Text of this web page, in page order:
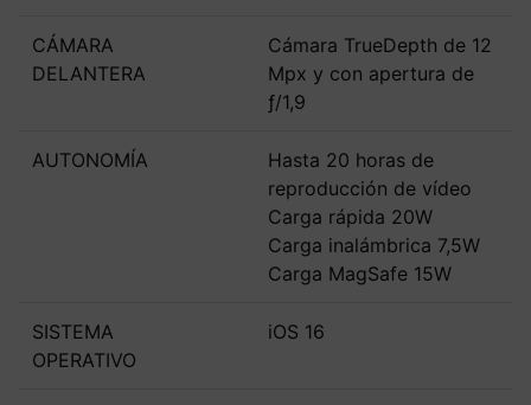
CÁMARA
DELANTERA
Cámara TrueDepth de 12
Mpx y con apertura de
ƒ/1,9
AUTONOMÍA
Hasta 20 horas de
reproducción de vídeo
Carga rápida 20W
Carga inalámbrica 7,5W
Carga MagSafe 15W
SISTEMA
OPERATIVO
iOS 16